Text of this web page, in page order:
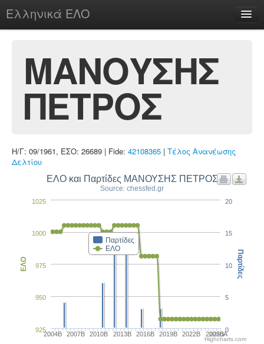
Ελληνικά ΕΛΟ
chesstu.be @ discord
Login
ΜΑΝΟΥΣΗΣ
ΠΕΤΡΟΣ
Η/Γ: 09/1961, ΕΣΟ: 26689 | Fide: 42108365 | Τέλος Ανανέωσης
Δελτίου
ΕΛΟ και Παρτίδες ΜΑΝΟΥΣΗΣ ΠΕΤΡΟΣ
Source: chessfed.gr
Παρτίδες
ΕΛΟ
2004B 2007B 2010B 2013B 2016B 2019B 2022B 2025B
2026A
1000
925
950
975
1025
ΕΛΟ
0
5
10
15
20
Παρτίδες
Highcharts.com